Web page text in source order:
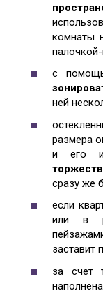
комнаты
с
ней
размера
и его
сразу же
если
или в
заставит
за счет